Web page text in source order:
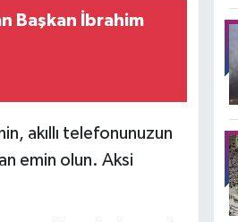
Başkan İbrahim
akıllı telefonunuzun
emin olun. Aksi